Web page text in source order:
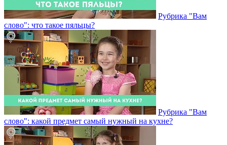
Рубрика "Вам
слово": что такое пяльцы?
Рубрика "Вам
слово": какой предмет самый нужный на кухне?